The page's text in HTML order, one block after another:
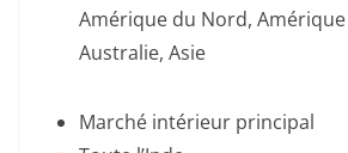
Amérique du Nord,
Australie, Asie
Marché intérieur principal